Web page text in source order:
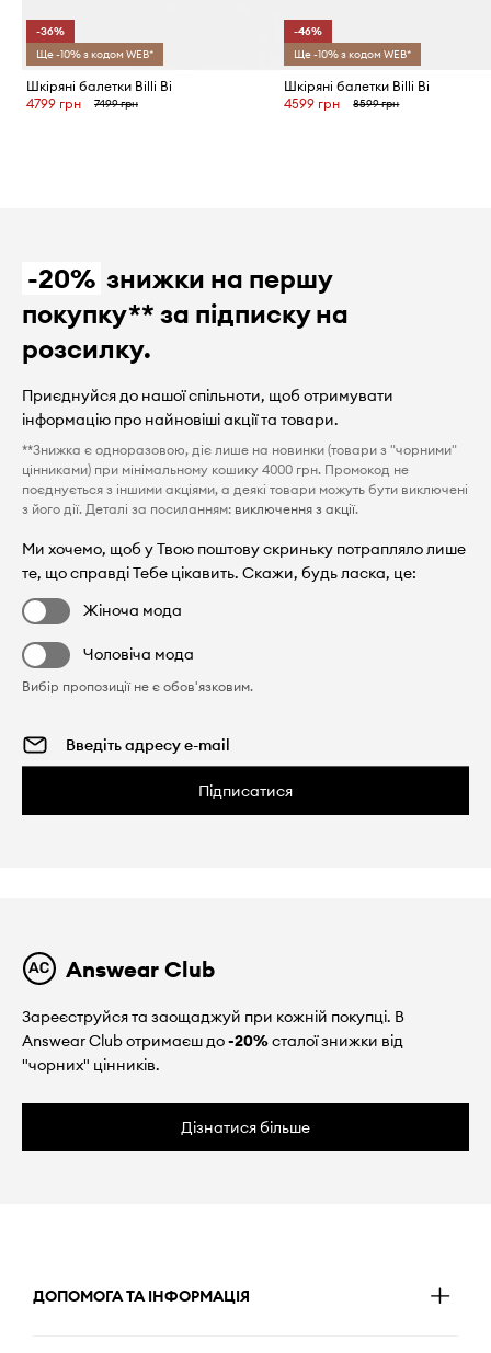
-36%
Ще -10% з кодом WEB*
Шкіряні балетки Billi Bi
4799 грн
7499 грн
-46%
Ще -10% з кодом WEB*
Шкіряні балетки Billi Bi
4599 грн
8599 грн
-20% знижки на першу
покупку** за підписку на
розсилку.
Приєднуйся до нашої спільноти, щоб отримувати
інформацію про найновіші акції та товари.
**Знижка є одноразовою, діє лише на новинки (товари з "чорними"
цінниками) при мінімальному кошику 4000 грн. Промокод не
поєднується з іншими акціями, а деякі товари можуть бути виключені
з його дії. Деталі за посиланням: виключення з акції.
Ми хочемо, щоб у Твою поштову скриньку потрапляло лише
те, що справді Тебе цікавить. Скажи, будь ласка, це:
Жіноча мода
Чоловіча мода
Вибір пропозиції не є обов'язковим.
Підписатися
Answear Club
Зареєструйся та заощаджуй при кожній покупці. В
Answear Club отримаєш до-20%сталої знижки від
"чорних" цінників.
Дізнатися більше
ДОПОМОГА ТА ІНФОРМАЦІЯ